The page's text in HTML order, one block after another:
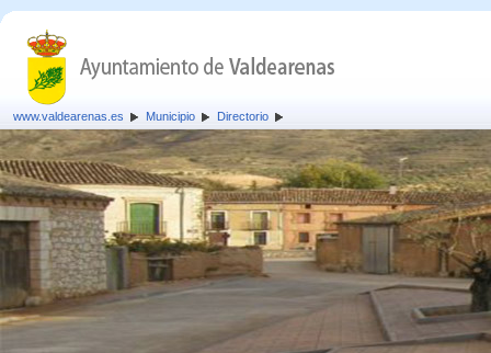
www.valdearenas.es Municipio Directorio